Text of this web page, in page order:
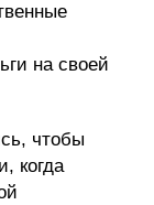
на своей
чтобы
когда